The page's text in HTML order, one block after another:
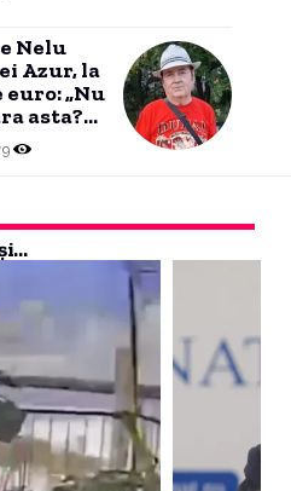
Nelu
Azur, la
euro: „Nu
asta?